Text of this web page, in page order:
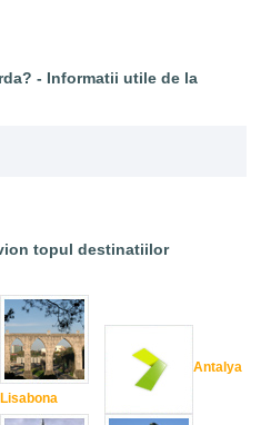
- Informatii utile de la
topul destinatiilor
Lisabona
Antalya